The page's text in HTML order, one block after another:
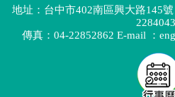
地址：台中市402南區興大路145
傳真：04-22852862 E-mail ：